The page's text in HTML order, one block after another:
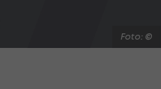
Foto: ©